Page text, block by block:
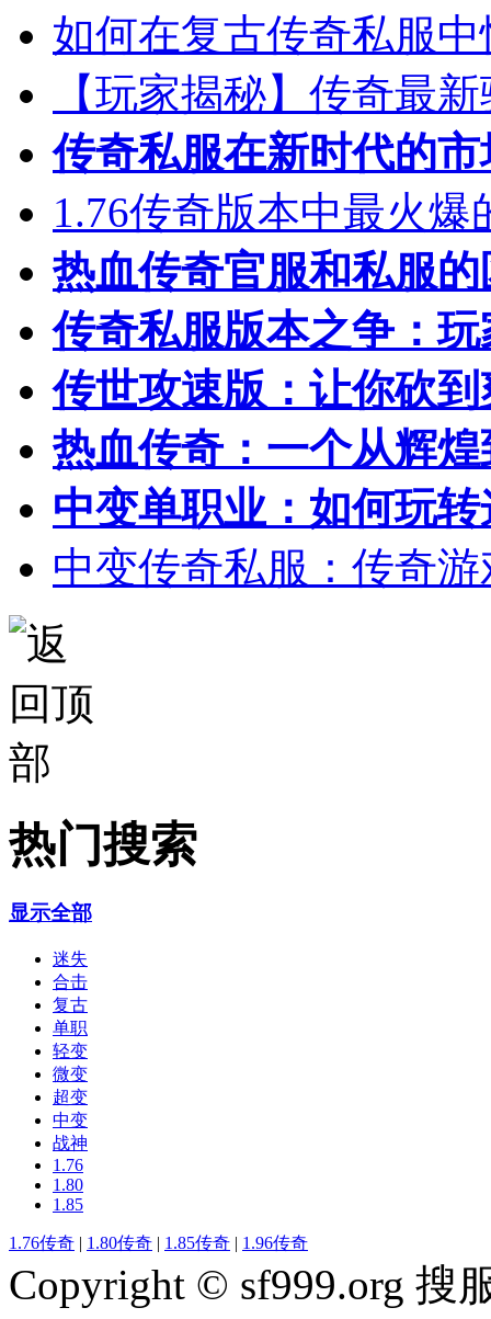
如何在复古传奇私服
【玩家揭秘】传奇最
传奇私服在新时代的
1.76传奇版本中最火
热血传奇官服和私服
传奇私服版本之争：
传世攻速版：让你砍
热血传奇：一个从辉
中变单职业：如何玩
中变传奇私服：传奇
热门搜索
显示全部
迷失
合击
复古
单职
轻变
微变
超变
中变
战神
1.76
1.80
1.85
1.76传奇 | 1.80传奇 | 1.85传奇 | 1.96传奇
Copyright © sf999.org 搜